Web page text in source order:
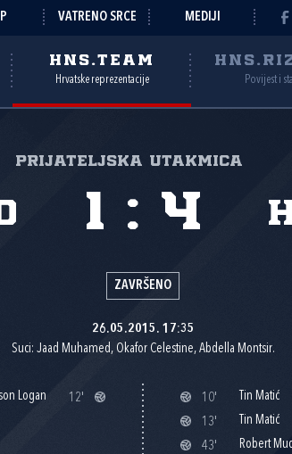
VATRENO SRCE MEDIJI
HNS.TEAM
Hrvatske reprezentacije Povijest i
Prijateljska utakmica
1 : 4
ZAVRŠENO
26.05.2015. 17:35
Suci: Jaad Muhamed, Okafor Celestine, Abdella Montsir.
Logan 12' 10'
Tin Matić
13'
Tin Matić
43'
Robert